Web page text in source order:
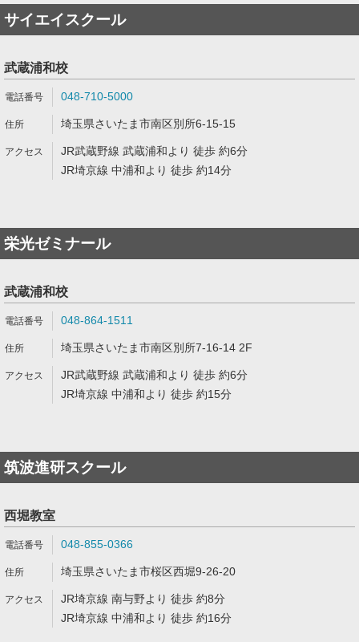
サイエイスクール
武蔵浦和校
048-710-5000
埼玉県さいたま市南区別所6-15-15
JR武蔵野線 武蔵浦和より 徒歩 約6分
JR埼京線 中浦和より 徒歩 約14分
栄光ゼミナール
武蔵浦和校
048-864-1511
埼玉県さいたま市南区別所7-16-14 2F
JR武蔵野線 武蔵浦和より 徒歩 約6分
JR埼京線 中浦和より 徒歩 約15分
筑波進研スクール
西堀教室
048-855-0366
埼玉県さいたま市桜区西堀9-26-20
JR埼京線 南与野より 徒歩 約8分
JR埼京線 中浦和より 徒歩 約16分